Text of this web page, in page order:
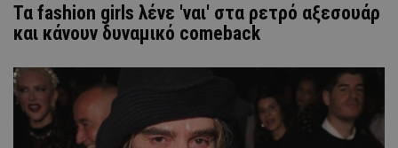
Τα fashion girls λένε 'ναι' στα ρετρό αξεσουάρ
και κάνουν δυναμικό comeback